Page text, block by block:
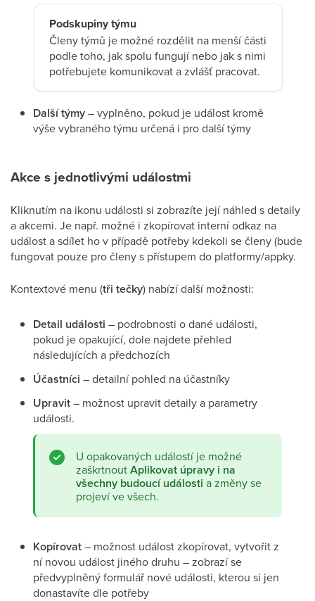
Podskupiny týmu
Členy týmů je možné rozdělit na menší části
podle toho, jak spolu fungují nebo jak s nimi
potřebujete komunikovat a zvlášť pracovat.
Další týmy– vyplněno, pokud je událost kromě
výše vybraného týmu určená i pro další týmy
Akce s jednotlivými událostmi
Kliknutím na ikonu události si zobrazíte její náhled s detaily
a akcemi. Je např. možné i zkopírovat interní odkaz na
událost a sdílet ho v případě potřeby kdekoli se členy (bude
fungovat pouze pro členy s přístupem do platformy/appky.
Kontextové menu (tři tečky) nabízí další možnosti:
Detail události – podrobnosti o dané události,
pokud je opakující, dole najdete přehled
následujících a předchozích
Účastníci – detailní pohled na účastníky
Upravit– možnost upravit detaily a parametry
události.
U opakovaných událostí je možné
zaškrtnoutAplikovat úpravy i na
všechny budoucí události a změny se
projeví ve všech.
Kopírovat– možnost událost zkopírovat, vytvořit z
ní novou událost jiného druhu – zobrazí se
předvyplněný formulář nové události, kterou si jen
donastavíte dle potřeby